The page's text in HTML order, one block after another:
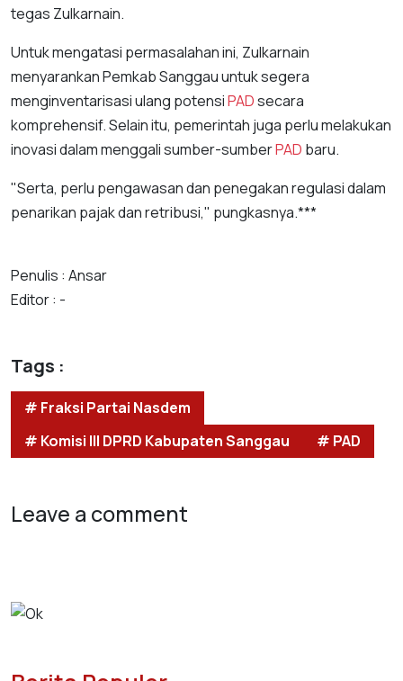
tegas Zulkarnain.
Untuk mengatasi permasalahan ini, Zulkarnain
menyarankan Pemkab Sanggau untuk segera
menginventarisasi ulang potensiPADsecara
komprehensif. Selain itu, pemerintah juga perlu melakukan
inovasi dalam menggali sumber-sumberPAD baru.
"Serta, perlu pengawasan dan penegakan regulasi dalam
penarikan pajak dan retribusi," pungkasnya.***
Penulis : Ansar
Editor : -
Tags :
# Fraksi Partai Nasdem
# Komisi III DPRD Kabupaten Sanggau
# PAD
Leave a comment